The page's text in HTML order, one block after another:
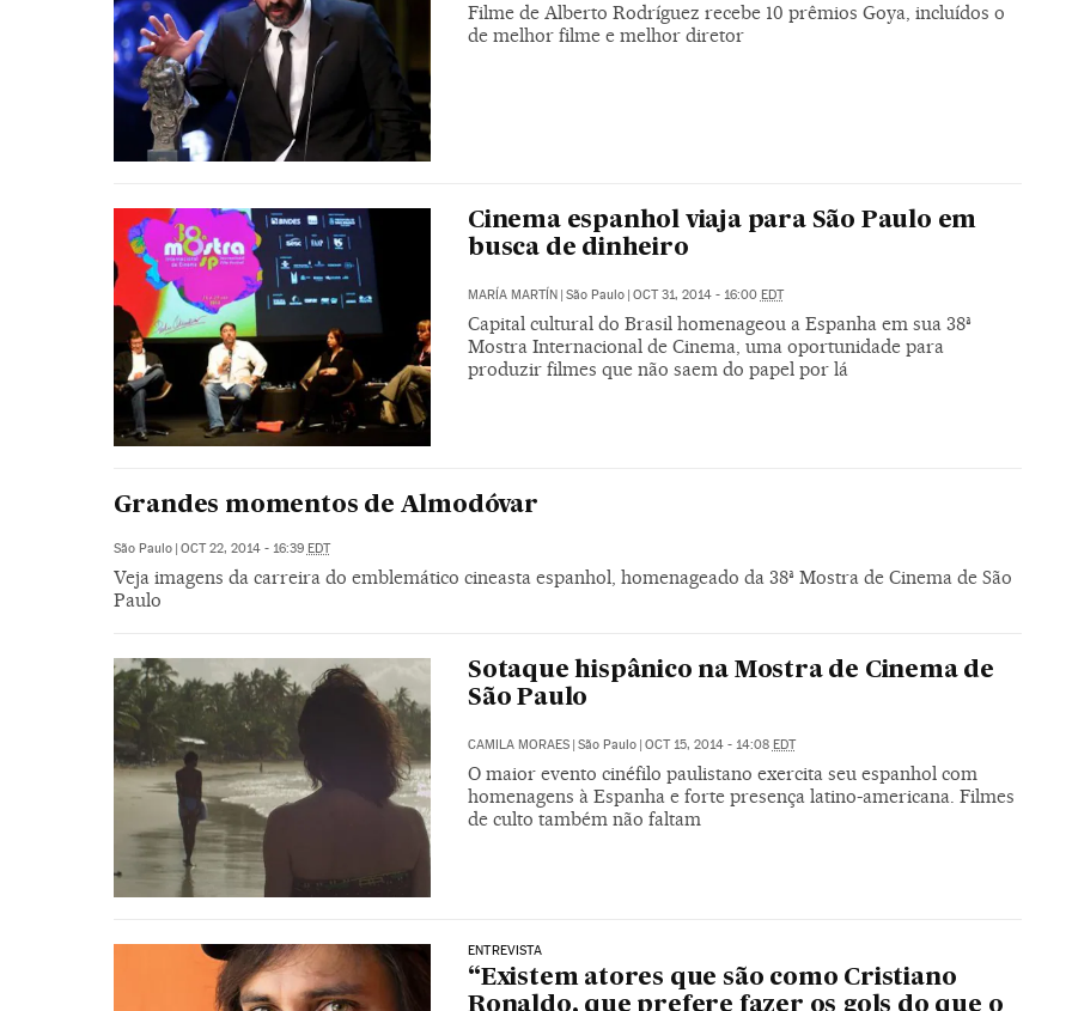
Filme de Alberto Rodríguez recebe 10 prêmios Goya, incluídos o
de melhor filme e melhor diretor
Cinema espanhol viaja para São Paulo em
busca de dinheiro
MARÍA MARTÍN | São Paulo | OCT 31, 2014 - 16:00 EDT
Capital cultural do Brasil homenageou a Espanha em sua 38ª
Mostra Internacional de Cinema, uma oportunidade para
produzir filmes que não saem do papel por lá
Grandes momentos de Almodóvar
São Paulo OCT 22, 2014 - 16:39 EDT
Veja imagens da carreira do emblemático cineasta espanhol, homenageado da 38ª Mostra de Cinema de São
Paulo
Sotaque hispânico na Mostra de Cinema de
São Paulo
CAMILA MORAES | São Paulo | OCT 15, 2014 - 14:08 EDT
O maior evento cinéfilo paulistano exercita seu espanhol com
homenagens à Espanha e forte presença latino-americana. Filmes
de culto também não faltam
ENTREVISTA
“Existem atores que são como Cristiano
Ronaldo, que prefere fazer os gols do que o